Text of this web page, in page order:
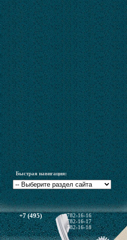
Быстрая навигация:
+7 (495)
782-16-16
782-16-17
782-16-18